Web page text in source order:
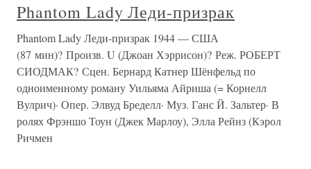
Phantom Lady Леди-призрак
Phantom Lady Леди-призрак 1944 — США
(87 мин)? Произв. U (Джоан Хэррисон)? Реж. РОБЕРТ
СИОДМАК? Сцен. Бернард Катнер Шёнфельд по
одноименному роману Уильяма Айриша (= Корнелл
Вулрич)· Опер. Элвуд Бределл· Муз. Ганс Й. Зальтер· В
ролях Фрэншо Тоун (Джек Марлоу), Элла Рейнз (Кэрол
Ричмен